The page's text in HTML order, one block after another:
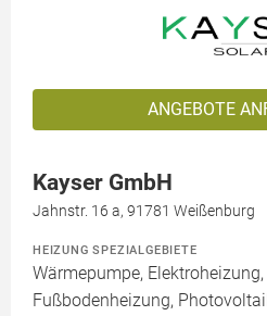
ANGEBOTE
Kayser GmbH
Jahnstr. 16 a, 91781 Weißenburg
HEIZUNG SPEZIALGEBIETE
Wärmepumpe, Elektroheizung,
Fußbodenheizung,